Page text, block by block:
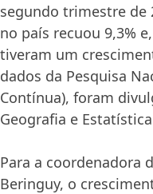
segundo trimestre de
no país recuou 9,3%
tiveram um
dados da Pesquisa
Contínua), foram
Geografia e Estatística
Para a coordenadora
Beringuy, o